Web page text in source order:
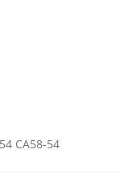
CA58-54​